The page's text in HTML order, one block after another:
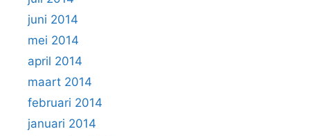
juni 2014
mei 2014
april 2014
maart 2014
februari 2014
januari 2014